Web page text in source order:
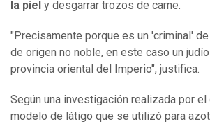
la piel y desgarrar trozos de carne.
"Precisamente porque es un 'criminal'
de origen no noble, en este caso un
provincia oriental del Imperio", justifica.
Según una investigación realizada por el
modelo de látigo que se utilizó para